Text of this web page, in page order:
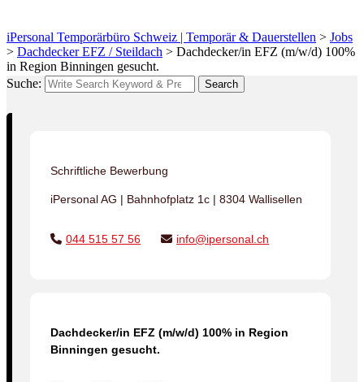
iPersonal Temporärbüro Schweiz | Temporär & Dauerstellen > Jobs
> Dachdecker EFZ / Steildach > Dachdecker/in EFZ (m/w/d) 100%
in Region Binningen gesucht.
Suche:
Search
Schriftliche Bewerbung
iPersonal AG | Bahnhofplatz 1c | 8304 Wallisellen
044 515 57 56 info@ipersonal.ch
Dachdecker/in EFZ (m/w/d) 100% in Region
Binningen gesucht.